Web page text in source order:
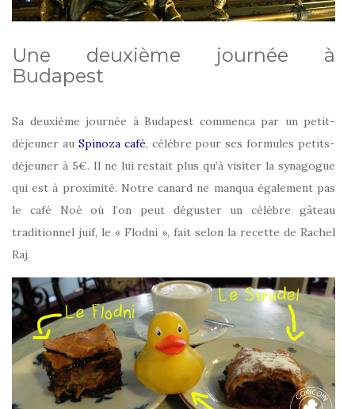
Une deuxième journée à
Budapest
Sa deuxième journée à Budapest commenca par un petit-
déjeuner au Spinoza café, célèbre pour ses formules petits-
déjeuner à 5€. Il ne lui restait plus qu’à visiter la synagogue
qui est à proximité. Notre canard ne manqua également pas
le café Noé où l’on peut déguster un célèbre gâteau
traditionnel juif, le « Flodni », fait selon la recette de Rachel
Raj.